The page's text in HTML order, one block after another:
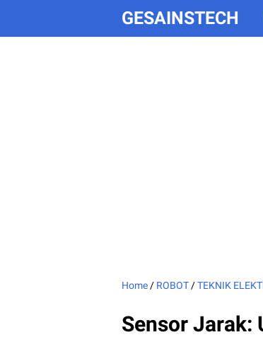
GESAINSTECH
Home / ROBOT /TEKNIK
Sensor Jarak: